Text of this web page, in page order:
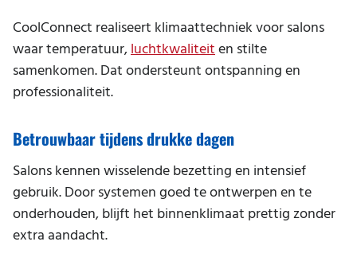
Serverruimte
Sportschool
Zwembad
CoolConnect realiseert klimaattechniek voor salons
waar temperatuur,luchtkwaliteiten stilte
samenkomen. Dat ondersteunt ontspanning en
professionaliteit.
Betrouwbaar tijdens drukke dagen
Salons kennen wisselende bezetting en intensief
gebruik. Door systemen goed te ontwerpen en te
onderhouden, blijft het binnenklimaat prettig zonder
extra aandacht.